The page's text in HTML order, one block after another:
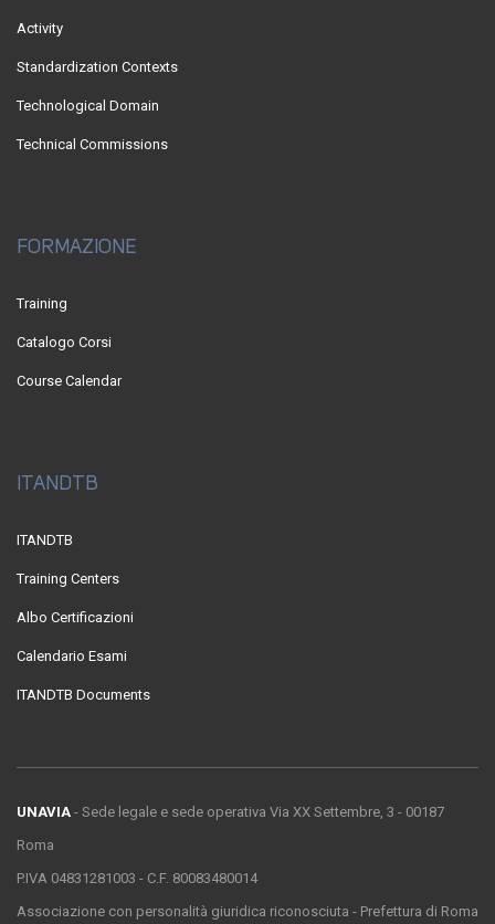
Activity
Standardization Contexts
Technological Domain
Technical Commissions
FORMAZIONE
Training
Catalogo Corsi
Course Calendar
ITANDTB
ITANDTB
Training Centers
Albo Certificazioni
Calendario Esami
ITANDTB Documents
UNAVIA - Sede legale e sede operativa Via XX Settembre, 3 - 00187
Roma
P.IVA 04831281003 - C.F. 80083480014
Associazione con personalità giuridica riconosciuta - Prefettura di Roma